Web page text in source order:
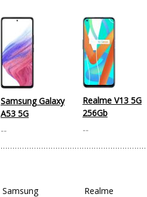
Samsung Galaxy
A53 5G
--
Realme V13 5G
256Gb
--
Samsung
Realme